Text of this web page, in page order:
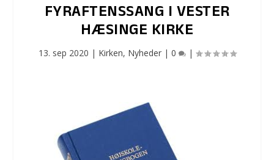
FYRAFTENSSANG I VESTER
HÆSINGE KIRKE
13. sep 2020 | Kirken, Nyheder| 0 |